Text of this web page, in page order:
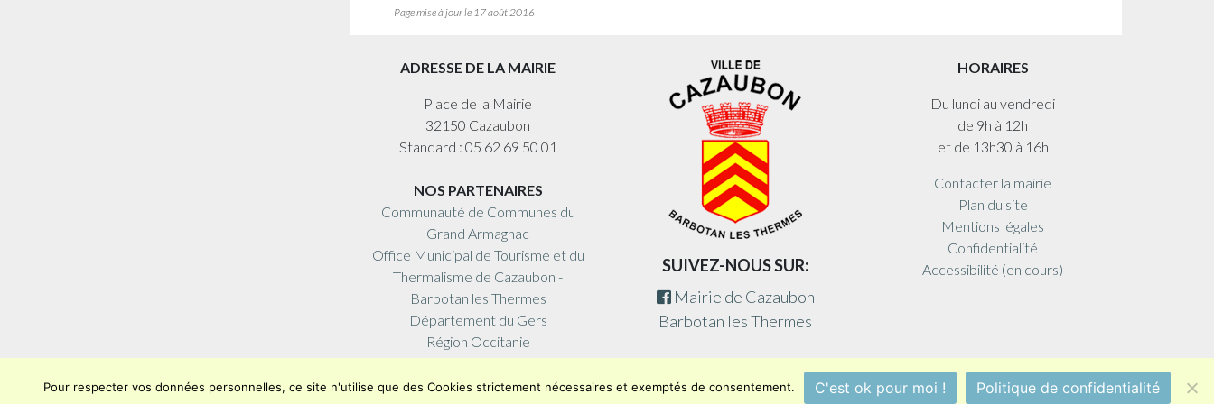
Page mise à jour le 17 août 2016
ADRESSE DE LA MAIRIE
Place de la Mairie
32150 Cazaubon
Standard : 05 62 69 50 01
NOS PARTENAIRES
Communauté de Communes du
Grand Armagnac
Office Municipal de Tourisme et du
Thermalisme de Cazaubon -
Barbotan les Thermes
Département du Gers
Région Occitanie
SUIVEZ-NOUS SUR:
Mairie de Cazaubon
Barbotan les Thermes
HORAIRES
Du lundi au vendredi
de 9h à 12h
et de 13h30 à 16h
Contacter la mairie
Plan du site
Mentions légales
Confidentialité
Accessibilité (en cours)
Encore un site Commu'net !
Pour respecter vos données personnelles, ce site n'utilise que des Cookies strictement nécessaires et exemptés de consentement. C'est ok pour moi ! Politique de confidentialité